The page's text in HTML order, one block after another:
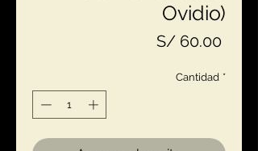
Ovidio)
S/ 60.00Precio
Cantidad *